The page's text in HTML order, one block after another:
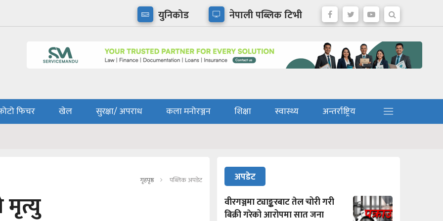
युनिकोड नेपाली पब्लिक टिभी
फिचर खेल सुरक्षा/ अपराध कला मनोरञ्जन शिक्षा स्वास्थ्य
अन्तर्राष्ट्रिय
गृहपृष्ठ पब्लिक अपडेट
अपडेट
वीरगञ्जमा ट्याङ्करबाट तेल चोरी गरी
बिक्री गरेको आरोपमा सात जना